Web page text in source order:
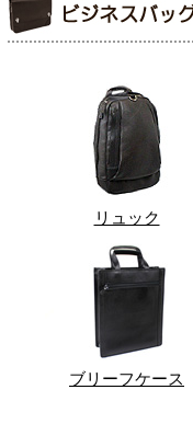
リュック
ブリーフケース